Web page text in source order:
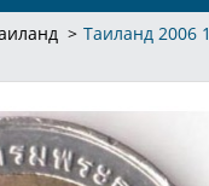
Таиланд 2006